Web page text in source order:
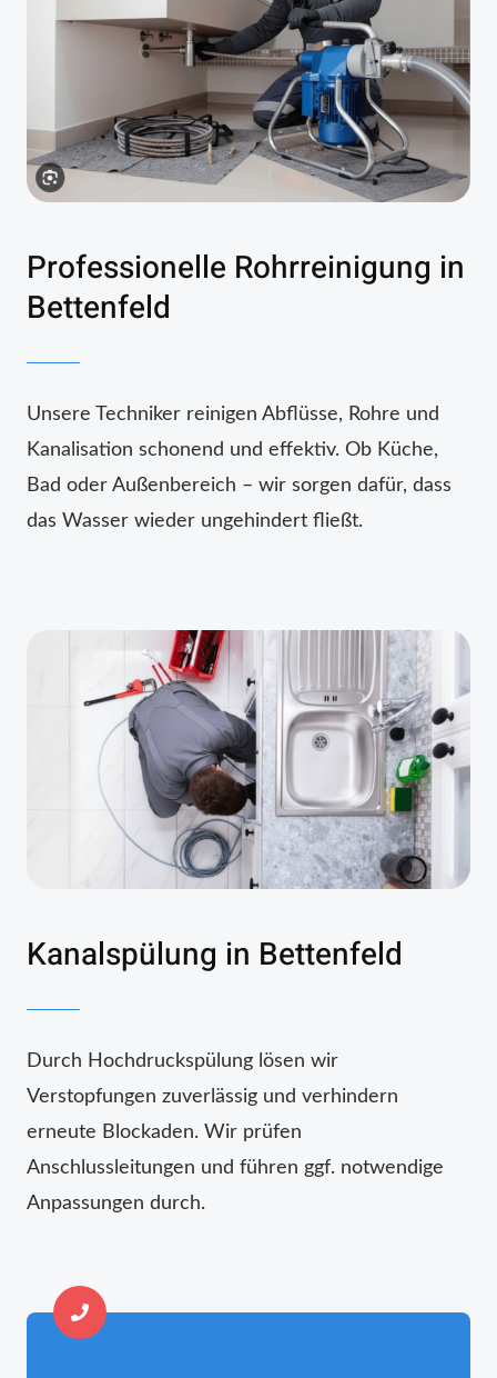
Professionelle Rohrreinigung in
Bettenfeld
Unsere Techniker reinigen Abflüsse, Rohre und
Kanalisation schonend und effektiv. Ob Küche,
Bad oder Außenbereich – wir sorgen dafür, dass
das Wasser wieder ungehindert fließt.
Kanalspülung in Bettenfeld
Durch Hochdruckspülung lösen wir
Verstopfungen zuverlässig und verhindern
erneute Blockaden. Wir prüfen
Anschlussleitungen und führen ggf. notwendige
Anpassungen durch.